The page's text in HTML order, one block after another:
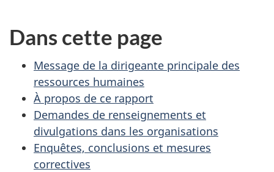
Dans cette page
Message de la dirigeante principale des
ressources humaines
À propos de ce rapport
Demandes de renseignements et
divulgations dans les organisations
Enquêtes, conclusions et mesures
correctives